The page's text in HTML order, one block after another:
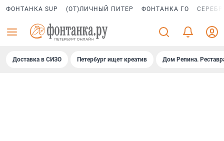
ФОНТАНКА SUP (ОТ)ЛИЧНЫЙ ПИТЕР ФОНТАНКА ГО
Доставка в СИЗО Петербург ищет креатив Дом Репина.